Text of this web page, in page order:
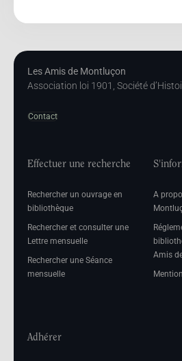
Les Amis de Montluçon
Association loi 1901, Société
Contact
Effectuer une recherche
Rechercher un ouvrage en
bibliothèque
Rechercher et consulter une
Lettre mensuelle
Rechercher une Séance
mensuelle
A
Amis
Adhérer